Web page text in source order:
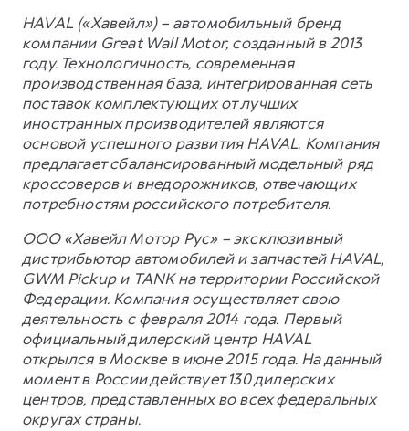
HAVAL («Хавейл») – автомобильный бренд
компании Great Wall Motor, созданный в 2013
году. Технологичность, современная
производственная база, интегрированная сеть
поставок комплектующих от лучших
иностранных производителей являются
основой успешного развития HAVAL. Компания
предлагает сбалансированный модельный ряд
кроссоверов и внедорожников, отвечающих
потребностям российского потребителя.
ООО «Хавейл Мотор Рус» – эксклюзивный
дистрибьютор автомобилей и запчастей HAVAL,
GWM Pickup и TANK на территории Российской
Федерации. Компания осуществляет свою
деятельность с февраля 2014 года. Первый
официальный дилерский центр HAVAL
открылся в Москве в июне 2015 года. На данный
момент в России действует 130 дилерских
центров, представленных во всех федеральных
округах страны.